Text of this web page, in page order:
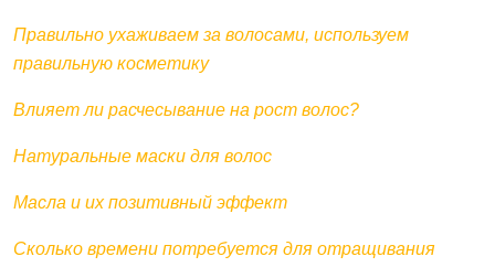
Правильно ухаживаем за волосами, используем
правильную косметику
Влияет ли расчесывание на рост волос?
Натуральные маски для волос
Масла и ихпозитивный эффект
Сколько времени потребуется для отращивания